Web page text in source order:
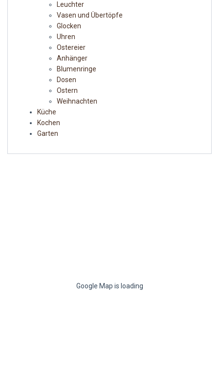
Leuchter
Vasen und Übertöpfe
Glocken
Uhren
Ostereier
Anhänger
Blumenringe
Dosen
Ostern
Weihnachten
Küche
Kochen
Garten
Google Map is loading